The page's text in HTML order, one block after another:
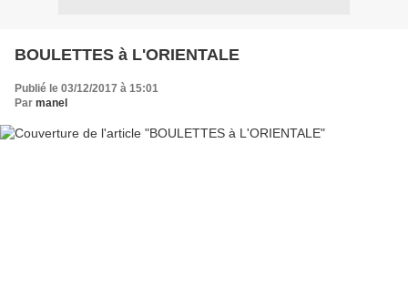
BOULETTES à L'ORIENTALE
Publié le 03/12/2017 à 15:01
Par manel